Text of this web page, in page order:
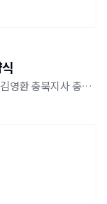
△신병대 청주부시장, 스템코 엄영하 대표이사, 김영환 충북지사 충북도와 청주시가 지난 23일 스템코㈜와 투자협약을 체결했다. 협약으로 스템코㈜가 오창외국인투자지역 내 기존부지에 Coil 신사업을 위해 1천750억원을 투자한다.스템코는 1995년 일본 TORAY사의 소재 및 화학기술력과 삼성전기㈜의 전자부품기술력을 융합해 탄생한 이래, 디스플레이 제품의 핵심부품인 COF(Chip On Film)와 같은 고정밀 직접회로부품을 설계·생산하고 있다. 충북 청주에 본사를 두고 있는 스템코는 COF분야에서 세계 1,2위를 다투는 기업으로 성장했다.이번 투자는 기존제품(COF)군에서 사업 다각화 추진을 위해 이루졌으며, 향후 시장 수요가 높을 것으로 예상되는 Coil 신사업 분야에 설비투자 및 양산을 위한 것이다.엄영하 스템코 대표이사는 "앞으로 투자규모를 확충하고, 지역생산 자재 사용, 지역민 우선 채용 등 지역경제 활성화를 위해 노력하겠다"고 말했다.